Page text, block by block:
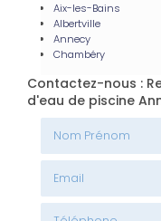
Aix-les-Bains
Albertville
Annecy
Chambéry
Contactez-nous :
d'eau de piscine